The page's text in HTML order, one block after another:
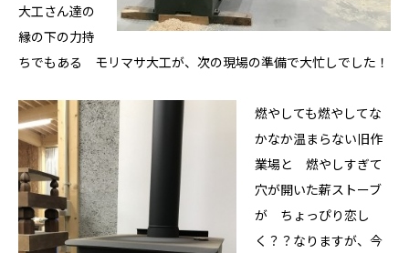
大工さん達の
縁の下の力持
ちでもある モリマサ大工が、次の現場の準備で大忙しでした！
燃やしても燃やしてな
かなか温まらない旧作
業場と 燃やしすぎて
穴が開いた薪ストーブ
が ちょっぴり恋し
く？？なりますが、今